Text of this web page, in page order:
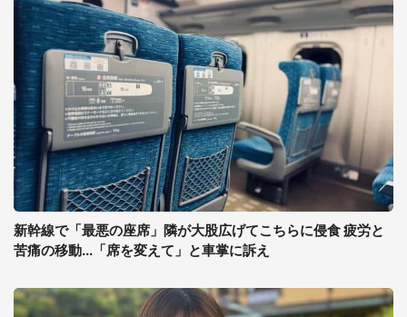
新幹線で「最悪の座席」隣が大股広げてこちらに侵食 疲労と
苦痛の移動...「席を変えて」と車掌に訴え